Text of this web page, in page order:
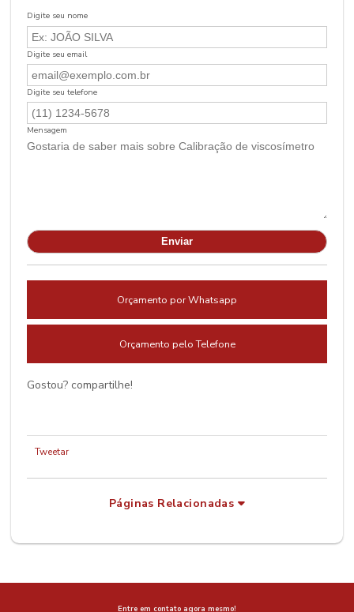
Digite seu nome
Digite seu email
Digite seu telefone
Mensagem
Orçamento por Whatsapp
Orçamento pelo Telefone
Gostou? compartilhe!
Tweetar
Páginas Relacionadas
Entre em contato agora mesmo!